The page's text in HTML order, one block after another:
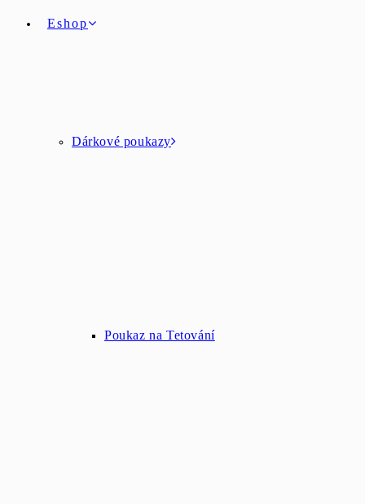
Eshop
Dárkové poukazy
Poukaz na Tetování